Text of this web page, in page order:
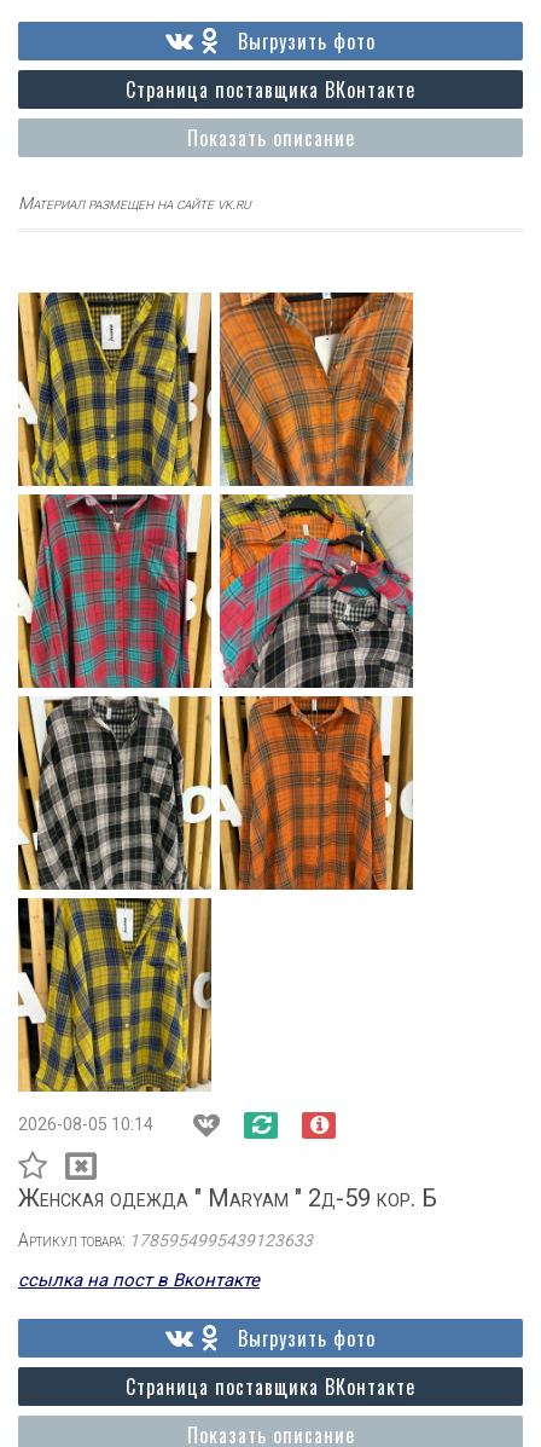
Показать описание
Страница поставщика ВКонтакте
Выгрузить фото
Материал размещен на сайте vk.ru
2026-08-05 10:14
Женская одежда " Maryam " 2д-59 кор. Б
Артикул товара: 1785954995439123633
ссылка на пост в Вконтакте
Показать описание
Страница поставщика ВКонтакте
Выгрузить фото